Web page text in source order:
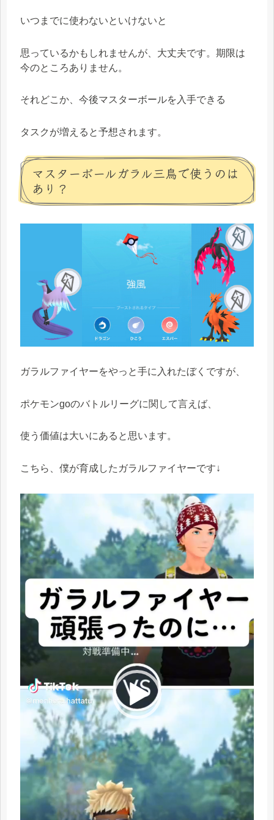
いつまでに使わないといけないと
思っているかもしれませんが、大丈夫です。期限は
今のところありません。
それどこか、今後マスターボールを入手できる
タスクが増えると予想されます。
マスターボールガラル三鳥で使うのは
あり？
ガラルファイヤーをやっと手に入れたぼくですが、
ポケモンgoのバトルリーグに関して言えば、
使う価値は大いにあると思います。
こちら、僕が育成したガラルファイヤーです↓
動
画
プ
レ
ー
ヤ